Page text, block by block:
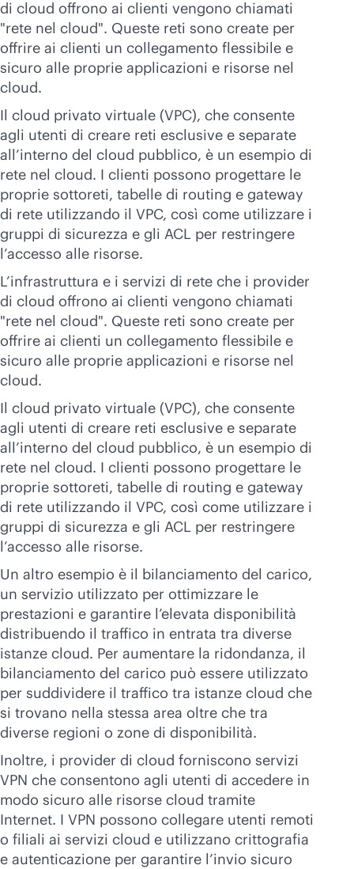
di cloud offrono ai clienti vengono chiamati
"rete nel cloud". Queste reti sono create per
offrire ai clienti un collegamento flessibile e
sicuro alle proprie applicazioni e risorse nel
cloud.
Il cloud privato virtuale (VPC), che consente
agli utenti di creare reti esclusive e separate
all’interno del cloud pubblico, è un esempio di
rete nel cloud. I clienti possono progettare le
proprie sottoreti, tabelle di routing e gateway
di rete utilizzando il VPC, così come utilizzare i
gruppi di sicurezza e gli ACL per restringere
l’accesso alle risorse.
L’infrastruttura e i servizi di rete che i provider
di cloud offrono ai clienti vengono chiamati
"rete nel cloud". Queste reti sono create per
offrire ai clienti un collegamento flessibile e
sicuro alle proprie applicazioni e risorse nel
cloud.
Il cloud privato virtuale (VPC), che consente
agli utenti di creare reti esclusive e separate
all’interno del cloud pubblico, è un esempio di
rete nel cloud. I clienti possono progettare le
proprie sottoreti, tabelle di routing e gateway
di rete utilizzando il VPC, così come utilizzare i
gruppi di sicurezza e gli ACL per restringere
l’accesso alle risorse.
Un altro esempio è il bilanciamento del carico,
un servizio utilizzato per ottimizzare le
prestazioni e garantire l’elevata disponibilità
distribuendo il traffico in entrata tra diverse
istanze cloud. Per aumentare la ridondanza, il
bilanciamento del carico può essere utilizzato
per suddividere il traffico tra istanze cloud che
si trovano nella stessa area oltre che tra
diverse regioni o zone di disponibilità.
Inoltre, i provider di cloud forniscono servizi
VPN che consentono agli utenti di accedere in
modo sicuro alle risorse cloud tramite
Internet. I VPN possono collegare utenti remoti
o filiali ai servizi cloud e utilizzano crittografia
e autenticazione per garantire l’invio sicuro